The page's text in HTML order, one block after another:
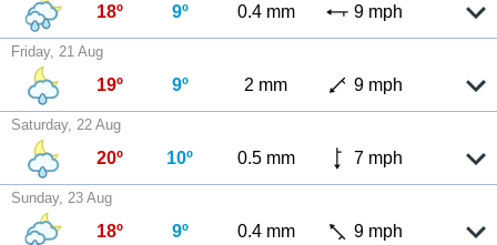
18º 9º 0.4 mm 9 mph
Friday, 21 Aug
19º 9º 2 mm 9 mph
Saturday, 22 Aug
20º 10º 0.5 mm 7 mph
Sunday, 23 Aug
18º 9º 0.4 mm 9 mph